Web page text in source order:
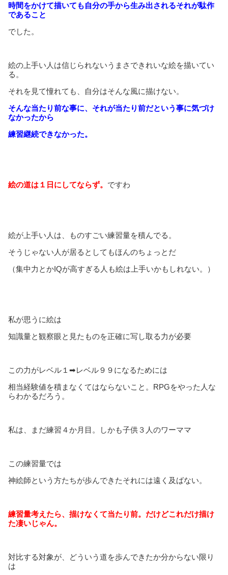
時間をかけて描いても自分の手から生み出されるそれが駄作
であること
でした。
絵の上手い人は信じられないうまさできれいな絵を描いてい
る。
それを見て憧れても、自分はそんな風に描けない。
そんな当たり前な事に、それが当たり前だという事に気づけ
なかったから
練習継続できなかった。
絵の道は１日にしてならず。 ですわ
絵が上手い人は、ものすごい練習量を積んでる。
そうじゃない人が居るとしてもほんのちょっとだ
（集中力とかIQが高すぎる人も絵は上手いかもしれない。）
私が思うに絵は
知識量と観察眼と見たものを正確に写し取る力が必要
この力がレベル１➡レベル９９になるためには
相当経験値を積まなくてはならないこと。RPGをやった人な
らわかるだろう。
私は、まだ練習４か月目。しかも子供３人のワーママ
この練習量では
神絵師という方たちが歩んできたそれには遠く及ばない。
練習量考えたら、描けなくて当たり前。だけどこれだけ描け
た凄いじゃん。
対比する対象が、どういう道を歩んできたか分からない限り
は